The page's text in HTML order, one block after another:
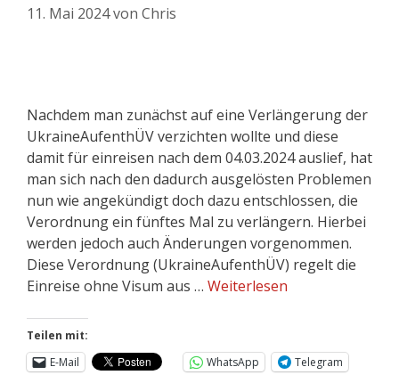
11. Mai 2024von Chris
Nachdem man zunächst auf eine Verlängerung der
UkraineAufenthÜV verzichten wollte und diese
damit für einreisen nach dem 04.03.2024 auslief, hat
man sich nach den dadurch ausgelösten Problemen
nun wie angekündigt doch dazu entschlossen, die
Verordnung ein fünftes Mal zu verlängern. Hierbei
werden jedoch auch Änderungen vorgenommen.
Diese Verordnung (UkraineAufenthÜV) regelt die
Einreise ohne Visum aus … Weiterlesen
Teilen mit:
E-Mail
WhatsApp
Telegram